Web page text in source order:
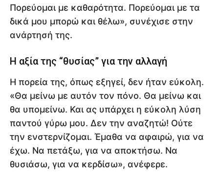
Πορεύομαι με καθαρότητα. Πορεύομαι με τα
δικά μου μπορώ και θέλω», συνέχισε στην
ανάρτησή της.
Η αξία της “θυσίας” για την αλλαγή
Η πορεία της, όπως εξηγεί, δεν ήταν εύκολη.
«Θα μείνω με αυτόν τον πόνο. Θα μείνω και
θα υπομείνω. Και ας υπάρχει η εύκολη λύση
παντού γύρω μου. Δεν την αναζητώ! Ούτε
την ενστερνίζομαι. Έμαθα να αφαιρώ, για να
έχω. Να πετάξω, για να αποκτήσω. Να
θυσιάσω, για να κερδίσω», ανέφερε.